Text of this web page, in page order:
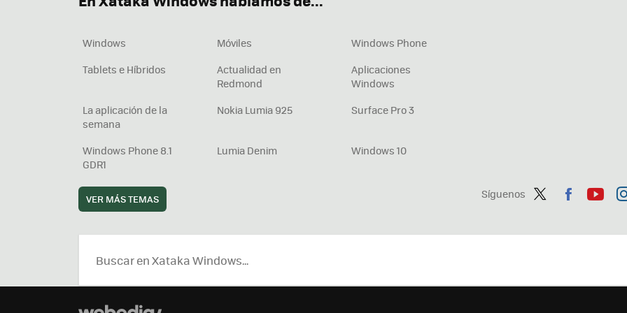
Síguenos
ter
ebo tub
Windows Móviles
Windows Phone
Tablets e Híbridos
Actualidad en
Redmond
Aplicaciones
Windows
La aplicación de la
semana
Nokia Lumia 925 Surface Pro 3
Windows Phone 8.1
GDR1
Lumia Denim Windows 10
VER MÁS TEMAS